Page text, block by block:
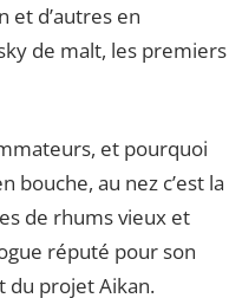
et d’autres en
de malt, les premiers
et pourquoi
au nez c’est la
de rhums vieux et
réputé pour son
du projet Aikan.